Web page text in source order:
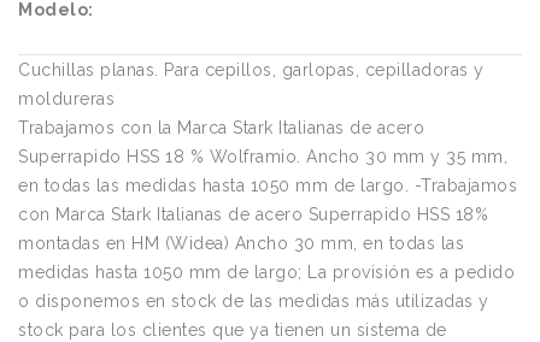
Modelo:
Cuchillas planas. Para cepillos, garlopas, cepilladoras y
moldureras
Trabajamos con la Marca Stark Italianas de acero
Superrapido HSS 18 % Wolframio. Ancho 30 mm y 35 mm,
en todas las medidas hasta 1050 mm de largo. -Trabajamos
con Marca Stark Italianas de acero Superrapido HSS 18%
montadas en HM (Widea) Ancho 30 mm, en todas las
medidas hasta 1050 mm de largo; La provisión es a pedido
o disponemos en stock de las medidas más utilizadas y
stock para los clientes que ya tienen un sistema de